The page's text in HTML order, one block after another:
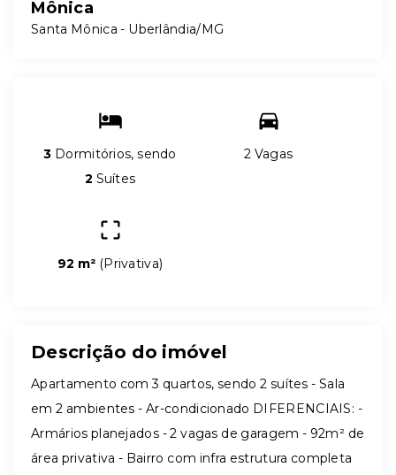
Mônica
Santa Mônica - Uberlândia/MG
3 Dormitórios, sendo
2 Suítes
2 Vagas
92 m² (Privativa)
Descrição do imóvel
Apartamento com 3 quartos, sendo 2 suítes - Sala
em 2 ambientes - Ar-condicionado DIFERENCIAIS: -
Armários planejados - 2 vagas de garagem - 92m² de
área privativa - Bairro com infra estrutura completa